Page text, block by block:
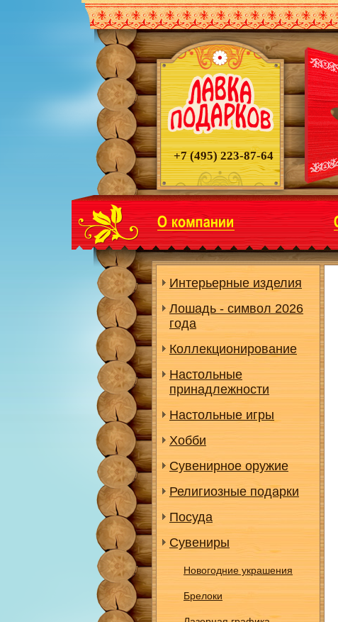
+7 (495) 223-87-64
Интерьерные изделия
Лошадь - символ 2026
года
Коллекционирование
Настольные
принадлежности
Настольные игры
Хобби
Сувенирное оружие
Религиозные подарки
Посуда
Сувениры
Новогодние украшения
Брелоки